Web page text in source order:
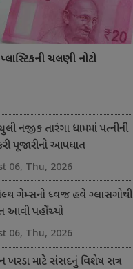
ચલણી નોટો
ચુલી નજીક તારંગા ધામમાં પત્નીની
પૂજારીનો આપઘાત
06, Thu, 2026
ગેમ્સનો ધ્વજ હવે ગ્લાસગોથી
આવી પહોંચ્યો
06, Thu, 2026
ખરડા માટે સંસદનું વિશેષ સત્ર